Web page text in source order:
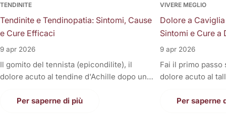
TENDINITE
Tendinite e Tendinopatia: Sintomi, Cause
e Cure Efficaci
9 apr 2026
Il gomito del tennista (epicondilite), il
dolore acuto al tendine d'Achille dopo una
braccio, o il fastidioso dolore al ginocchio
Per saperne di più
VIVERE MEGLIO
Dolore a
Sintomi e Cure a
9 apr 2026
Fai il primo
dolore acuto al
sono gonfie,
Per saperne